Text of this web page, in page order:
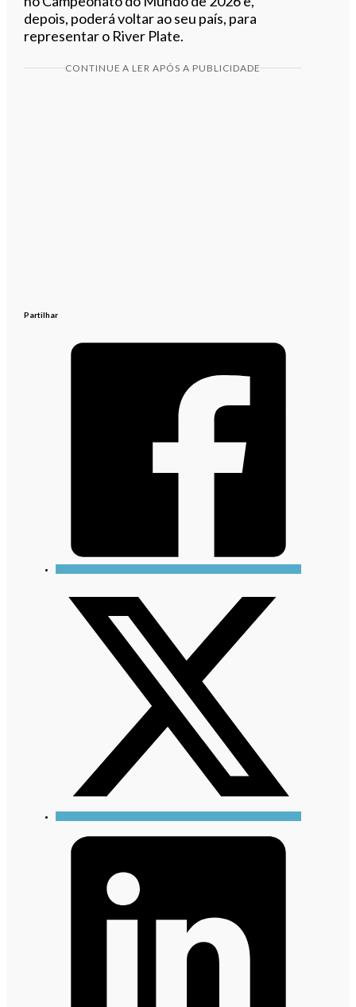
depois, poderá voltar ao seu país, para
representar o River Plate.
CONTINUE A LER APÓS A PUBLICIDADE
Partilhar